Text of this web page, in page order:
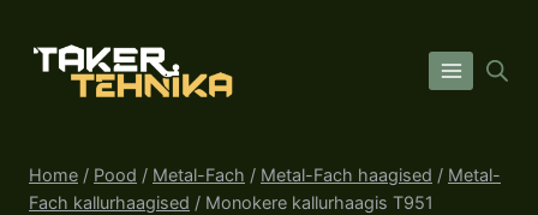
content
Home / Pood / Metal-Fach / Metal-Fach haagised / Metal-
Fach kallurhaagised / Monokere kallurhaagis T951